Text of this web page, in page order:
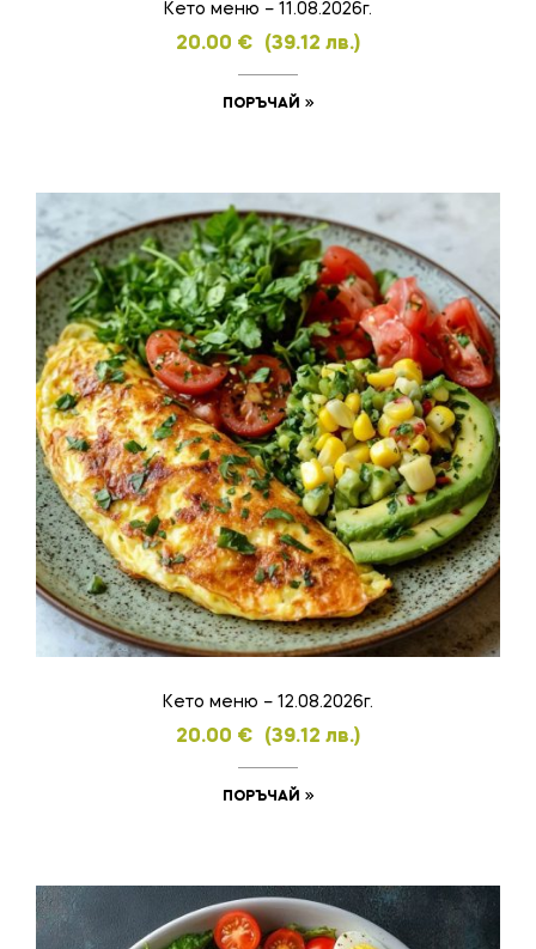
Кето меню – 11.08.2026г.
20.00 € (39.12 лв.)
ПОРЪЧАЙ
Кето меню – 12.08.2026г.
20.00 € (39.12 лв.)
ПОРЪЧАЙ